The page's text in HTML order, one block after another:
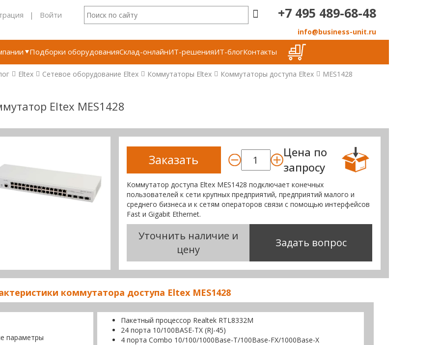
| Войти +7 495 489-68-48
info@business-unit.ru
Подборки оборудованияСклад-онлайнИТ-решенияИТ-блогКонтакты
Eltex Сетевое оборудование Eltex Коммутаторы Eltex Коммутаторы доступа Eltex MES1428
Eltex MES1428
Заказать
Цена по
запросу
Коммутатор доступа Eltex MES1428 подключает конечных
пользователей к сети крупных предприятий, предприятий малого и
среднего бизнеса и к сетям операторов связи с помощью интерфейсов
Fast и Gigabit Ethernet.
Уточнить наличие и
цену
Задать вопрос
коммутатора доступа Eltex MES1428
параметры
Пакетный процессор Realtek RTL8332M
24 порта 10/100BASE-TX (RJ-45)
4 порта Combo 10/100/1000Base-T/100Base-FX/1000Base-X